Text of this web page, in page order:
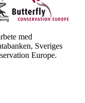
med
Sveriges
Europe.